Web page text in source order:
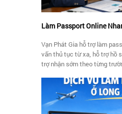
Làm Passport Online
Vạn Phát Gia hỗ trợ làm
vấn thủ tục từ xa, hỗ trợ hồ
trợ nhận sớm theo từng